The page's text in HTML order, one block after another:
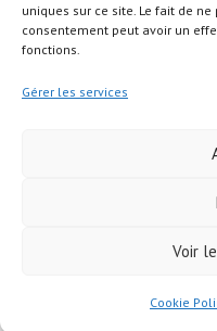
uniques sur ce site. Le fait de
consentement peut avoir un
fonctions.
Gérer les services
Voir
Cookie